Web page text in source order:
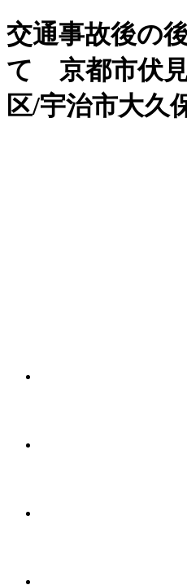
交通事故後の
て 京都市伏
区/宇治市大久